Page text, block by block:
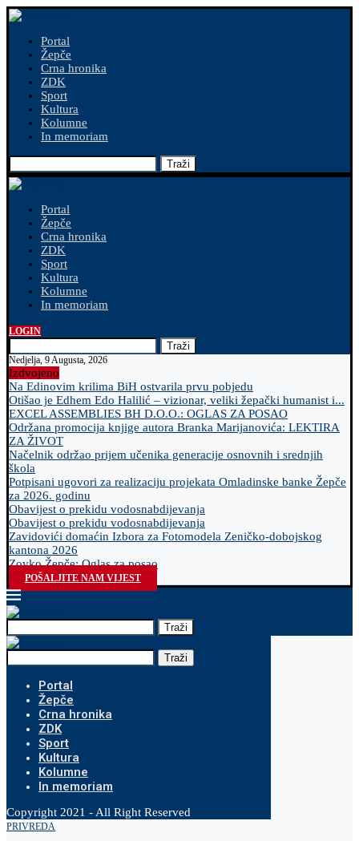
Portal
Žepče
Crna hronika
ZDK
Sport
Kultura
Kolumne
In memoriam
Traži
Portal
Žepče
Crna hronika
ZDK
Sport
Kultura
Kolumne
In memoriam
LOGIN
Traži
Nedjelja, 9 Augusta, 2026
Izdvojeno
Na Edinovim krilima BiH ostvarila prvu pobjedu
Otišao je Edhem Edo Halilić – vizionar, veliki žepački humanist i...
EXCEL ASSEMBLIES BH D.O.O.: OGLAS ZA POSAO
Održana promocija knjige autora Branka Marijanovića: LEKTIRA
ZA ŽIVOT
Načelnik održao prijem učenika generacije osnovnih i srednjih
škola
Potpisani ugovori za realizaciju projekata Omladinske banke Žepče
za 2026. godinu
Obavijest o prekidu vodosnabdijevanja
Obavijest o prekidu vodosnabdijevanja
Zavidovići domaćin Izbora za Fotomodela Zeničko-dobojskog
kantona 2026
Zovko Žepče: Oglas za posao
POŠALJITE NAM VIJEST
Traži
Traži
Portal
Žepče
Crna hronika
ZDK
Sport
Kultura
Kolumne
In memoriam
Copyright 2021 - All Right Reserved
PRIVREDA